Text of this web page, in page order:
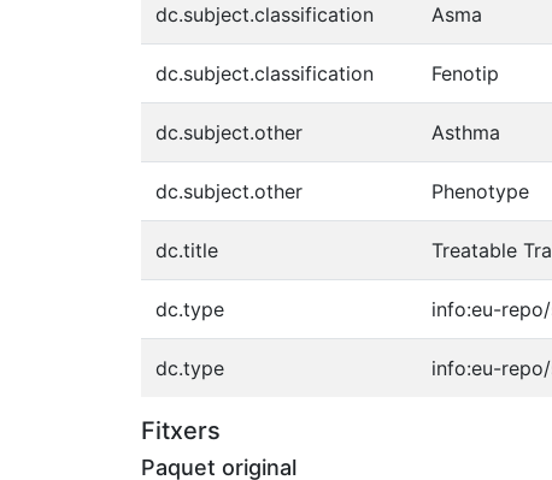
dc.subject.classification Asma
dc.subject.classification Fenotip
dc.subject.other Asthma
dc.subject.other Phenotype
dc.title Treatable
dc.type info:eu-
dc.type info:eu-
Fitxers
Paquet original